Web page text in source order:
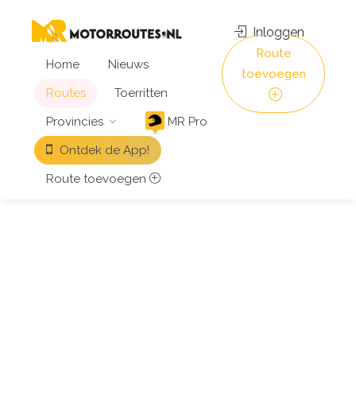
Home
Nieuws
Routes
Toerritten
Provincies
MR Pro
Ontdek de App!
Route toevoegen
Inloggen
Route
toevoegen